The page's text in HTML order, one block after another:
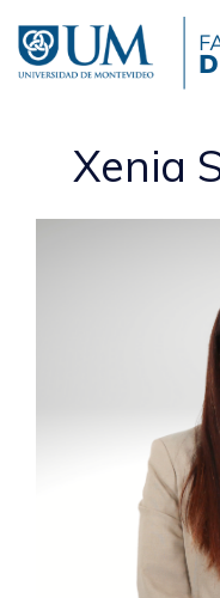
contenido
principal
Xenia